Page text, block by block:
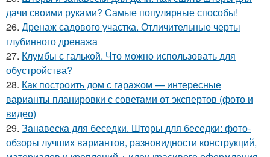
дачи своими руками? Самые популярные способы!
26. Дренаж садового участка. Отличительные черты
глубинного дренажа
27. Клумбы с галькой. Что можно использовать для
обустройства?
28. Как построить дом с гаражом — интересные
варианты планировки с советами от экспертов (фото и
видео)
29. Занавеска для беседки. Шторы для беседки: фото-
обзоры лучших вариантов, разновидности конструкций,